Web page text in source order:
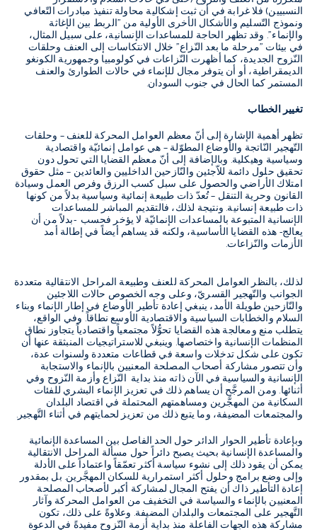
النسبيين) فلا غرابة في أن ثبت إشكالية محاولة تنفيذ مبادرات التّعافي
ونموذج التّسليم والأشكال الأخرى الأولية من "الربط بين الإغاثة
والإنماء". وقد تظهر الحاجة للمساعدات الإنسانية، على سبيل المثال،
في بيئات "مرحلة ما بعد النّزاع" خلال الانتكاسات إلى العنف وحلقات
النّزوح الجديدة، كما أظهرت النّزاعات في كولومبيا وجمهورية الكونغو
الديمقراطية، أو أن يتوفر مجال للإنماء في حالات الطوارئ والعنف
المستمر كما الحال في جنوب السودان.
تغيير الخطاب
تظهر أهمية الإشارة إلى أنّ معظم العوامل المحركة للعنف – وحلقات
التّهجير النّاتجة والأوضاع المطوّلة – هي عوامل إنمائيّة واقتصادية
وسياسية وهيكلية. وبالإضافة إلى أنّ معظم القضايا التي تحول دون
تحقيق حلول دائمة للاّجئين والنّازحين الداخليين والعائدين – مثل حقوق
امتلاك الأراضي والحصول على سبل كسب الرزق وفرص العمل وسيادة
القانون وحرية التنقل – تُعدّ ذات طبيعة إنمائية وسياسية بدلاً من كونها
ذات طبيعة إنسانية. ونتيجة لذلك، فالتقديم المباشر للمساعدات
الإنسانية المتبوعة بالمساعدات الإنمائيّة لا يؤخر فحسب -بدلاً من أن
يعالج- هذه القضايا الأساسية، ولكنه قد يساهم أيضاً في إطالة أمد
الأزمات والنّزاعات.
لذلك، بالنظر العوامل المحركة للعنف وطبيعة المراحل الانتقالية متعددة
الجوانب والتّهجير القسريّ، وعلى وجه الخصوص حالات اللاجئين
والنّازحين طويلة الأمد، ينبغي إعادة تأطير الأوضاع في إطار الإنماء وبناء
السلام والخطابات السياسية والاقتصادية الأوسع نطاقاً. وفي الواقع،
يتطلب منع ومعالجة هذه القضايا تحوُّلاً مجتمعياً واقتصادياً يتجاوز نطاق
المنظمات الإنسانية واختصاصها. وينبغي للاستراتيجيات المنبثقة عنها أن
تكون على شكل تدخلات واسعة في قطاعات متعددة ولسنوات عدة،
وأن تتصور مشاركة أصحاب المصلحة المعنيين بالإنماء والاستجابة
الإنسانية والسياسية في الآن ذاته منذ بداية النّزاع وأزمة النّزوح وفي
أثنائها. ومن المرجَّح أن يساهم ذلك في تعزيز الإنماء البشري للفئات
السكانية من المهجَّرين ومساهمتهم المحتملة في اقتصاد البلدان
والمجتمعات المضيفة، وما يتبع ذلك من تعزيز لحمايتهم في أثناء التَّهجير.
وبإعادة تأطير الحوار الدائر حول الحد الفاصل بين المساعدة الإنمائية
والمساعدة الإنسانية بحيث يصبح دائراً حول مسألة المراحل الانتقالية
يمكن أن يقود ذلك إلى نشوء سياسة أكثر تعمّقاً واعتماداً على الأدلة
وإلى وضع برامج وحلول أكثر استمرارية للسكان المهجَّرين. بل بمقدور
إعادة التأطير ذاك أن يفتح المجال لمشاركة أكبر لأصحاب المصلحة
المعنيين بالإنماء والسياسة في التخفيف من العوامل المحركة وآثار
التَّهجير على المجتمعات والبلدان المضيفة. وعلاوةً على ذلك، تكون
مشاركة هذه الجهات الفاعلة منذ بداية أزمة النّزوح مفيدةً في الدعوة